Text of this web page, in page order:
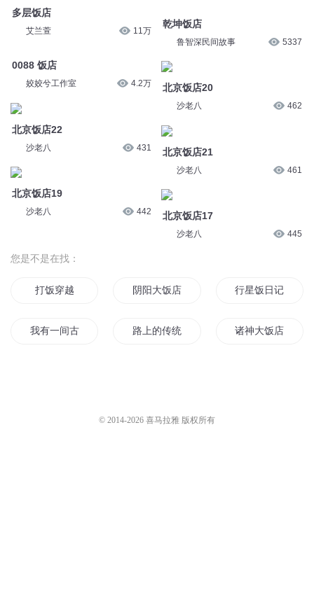
多层饭店
艾兰萱 11万
0088 饭店
姣姣兮工作室 4.2万
北京饭店22
沙老八 431
北京饭店19
沙老八 442
乾坤饭店
鲁智深民间故事 5337
北京饭店20
沙老八 462
北京饭店21
沙老八 461
北京饭店17
沙老八 445
您是不是在找：
打饭穿越 阴阳大饭店 行星饭日记
我有一间古着店 路上的传统饭店 诸神大饭店
© 2014-2026 喜马拉雅 版权所有